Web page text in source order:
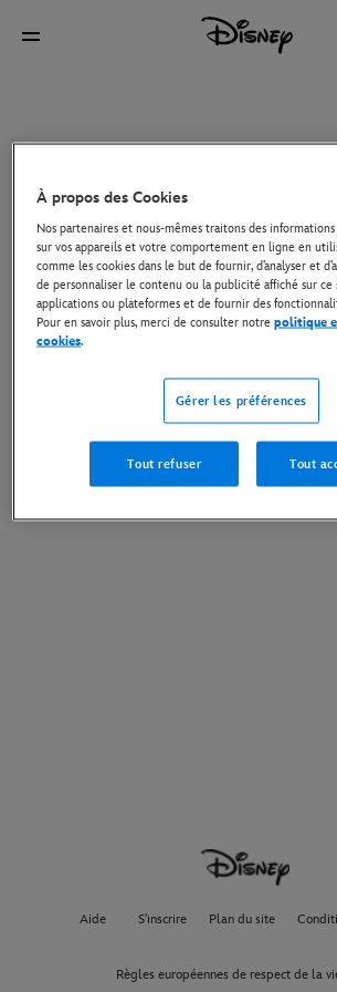
Aide S'inscrire Plan du site
Règles européennes de respect de la
À propos des Cookies
Nos partenaires et nous-mêmes traitons des
sur vos appareils et votre comportement en ligne en
comme les cookies dans le but de fournir, d’analyser et
de personnaliser le contenu ou la publicité affiché sur ce
applications ou plateformes et de fournir des
Pour en savoir plus, merci de consulter notrepolitique
cookies.
Gérer les préférences
Tout refuser Tout